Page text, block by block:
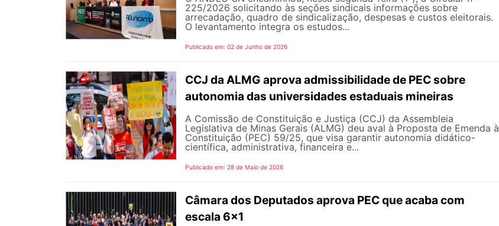
225/2026 solicitando às seções sindicais informações sobre
arrecadação, quadro de sindicalização, despesas e custos eleitorais.
O levantamento integra os estudos...
Publicado em: 02 de Junho de 2026
CCJ da ALMG aprova admissibilidade de PEC sobre
autonomia das universidades estaduais mineiras
A Comissão de Constituição e Justiça (CCJ) da Assembleia
Legislativa de Minas Gerais (ALMG) deu aval à Proposta de Emenda à
Constituição (PEC) 59/25, que visa garantir autonomia didático-
científica, administrativa, financeira e...
Publicado em: 28 de Maio de 2026
Câmara dos Deputados aprova PEC que acaba com
escala 6x1